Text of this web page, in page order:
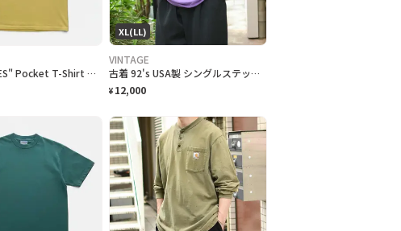
90s "JERZEES" Pocket T-Shirt ジャージーズ 無地ポケット Tシャツ [XL]
XL(LL)
VINTAGE
古着 92's USA製 シングルステッチ クラフトフェア 記念Tシャツ ネコ
¥ 12,000